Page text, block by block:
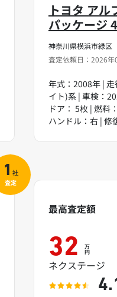
神奈川県横浜市緑区
査定依頼日：2026年
トヨタ ア
パッケージ
年式：2008年 |
イト)系 | 車検：
ドア： 5枚 | 燃料
ハンドル：右 | 修
1 社
査定
最高査定額
32 万
円
ネクステージ